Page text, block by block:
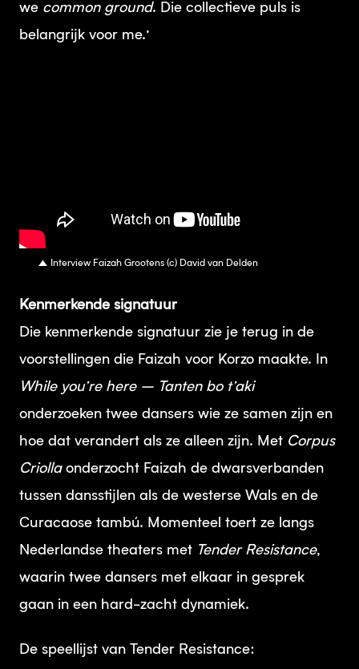
we common ground. Die collectieve puls is
belangrijk voor me.’
Interview Faizah Grootens (c) David van Delden
Kenmerkende signatuur
Die kenmerkende signatuur zie je terug in de
voorstellingen die Faizah voor Korzo maakte. In
While you’re here – Tanten bo t’aki
onderzoeken twee dansers wie ze samen zijn en
hoe dat verandert als ze alleen zijn. Met Corpus
Criollaonderzocht Faizah de dwarsverbanden
tussen dansstijlen als de westerse Wals en de
Curacaose tambú. Momenteel toert ze langs
Nederlandse theaters met Tender Resistance,
waarin twee dansers met elkaar in gesprek
gaan in een hard-zacht dynamiek.
De speellijst van Tender Resistance: